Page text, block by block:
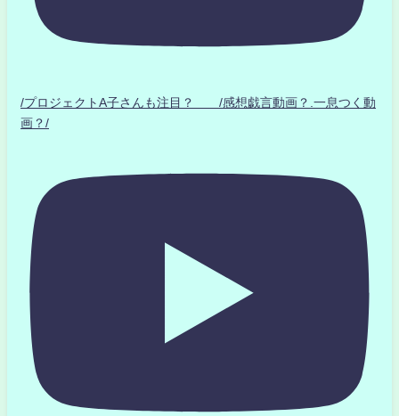
/プロジェクトA子さんも注目？ /感想戯言動画？.一息つく動
画？/